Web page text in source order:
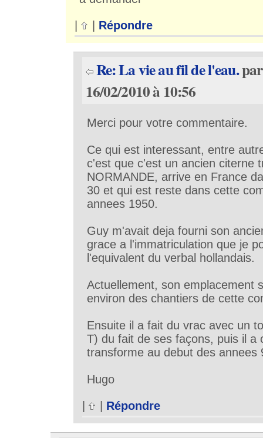
Répondre
Re: La vie au fil de l'eau.
16/02/2010 à 10:56
Merci pour votre commentaire.
Ce qui est interessant, entre
c'est que c'est un ancien citerne
NORMANDE, arrive en France
30 et qui est reste dans cette
annees 1950.
Guy m'avait deja fourni son
grace a l'immatriculation que je
l'equivalent du verbal hollandais.
Actuellement, son emplacement
environ des chantiers de cette
Ensuite il a fait du vrac avec un
T) du fait de ses façons, puis il a
transforme au debut des annees
Hugo
| | Répondre